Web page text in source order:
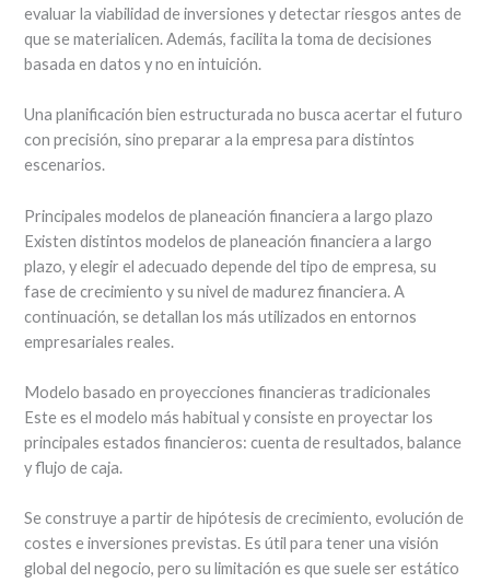
evaluar la viabilidad de inversiones y detectar riesgos antes de
que se materialicen. Además, facilita la toma de decisiones
basada en datos y no en intuición.
Una planificación bien estructurada no busca acertar el futuro
con precisión, sino preparar a la empresa para distintos
escenarios.
Principales modelos de planeación financiera a largo plazo
Existen distintos modelos de planeación financiera a largo
plazo, y elegir el adecuado depende del tipo de empresa, su
fase de crecimiento y su nivel de madurez financiera. A
continuación, se detallan los más utilizados en entornos
empresariales reales.
Modelo basado en proyecciones financieras tradicionales
Este es el modelo más habitual y consiste en proyectar los
principales estados financieros: cuenta de resultados, balance
y flujo de caja.
Se construye a partir de hipótesis de crecimiento, evolución de
costes e inversiones previstas. Es útil para tener una visión
global del negocio, pero su limitación es que suele ser estático